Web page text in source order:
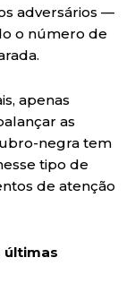
adversários —
o número de
apenas
as
negra tem
tipo de
de atenção
últimas